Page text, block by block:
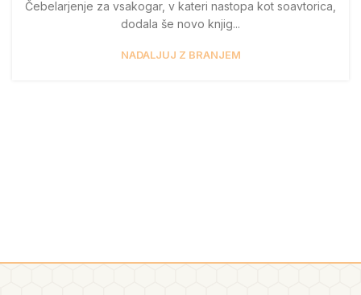
Čebelarjenje za vsakogar, v kateri nastopa kot soavtorica,
dodala še novo knjig...
NADALJUJ Z BRANJEM